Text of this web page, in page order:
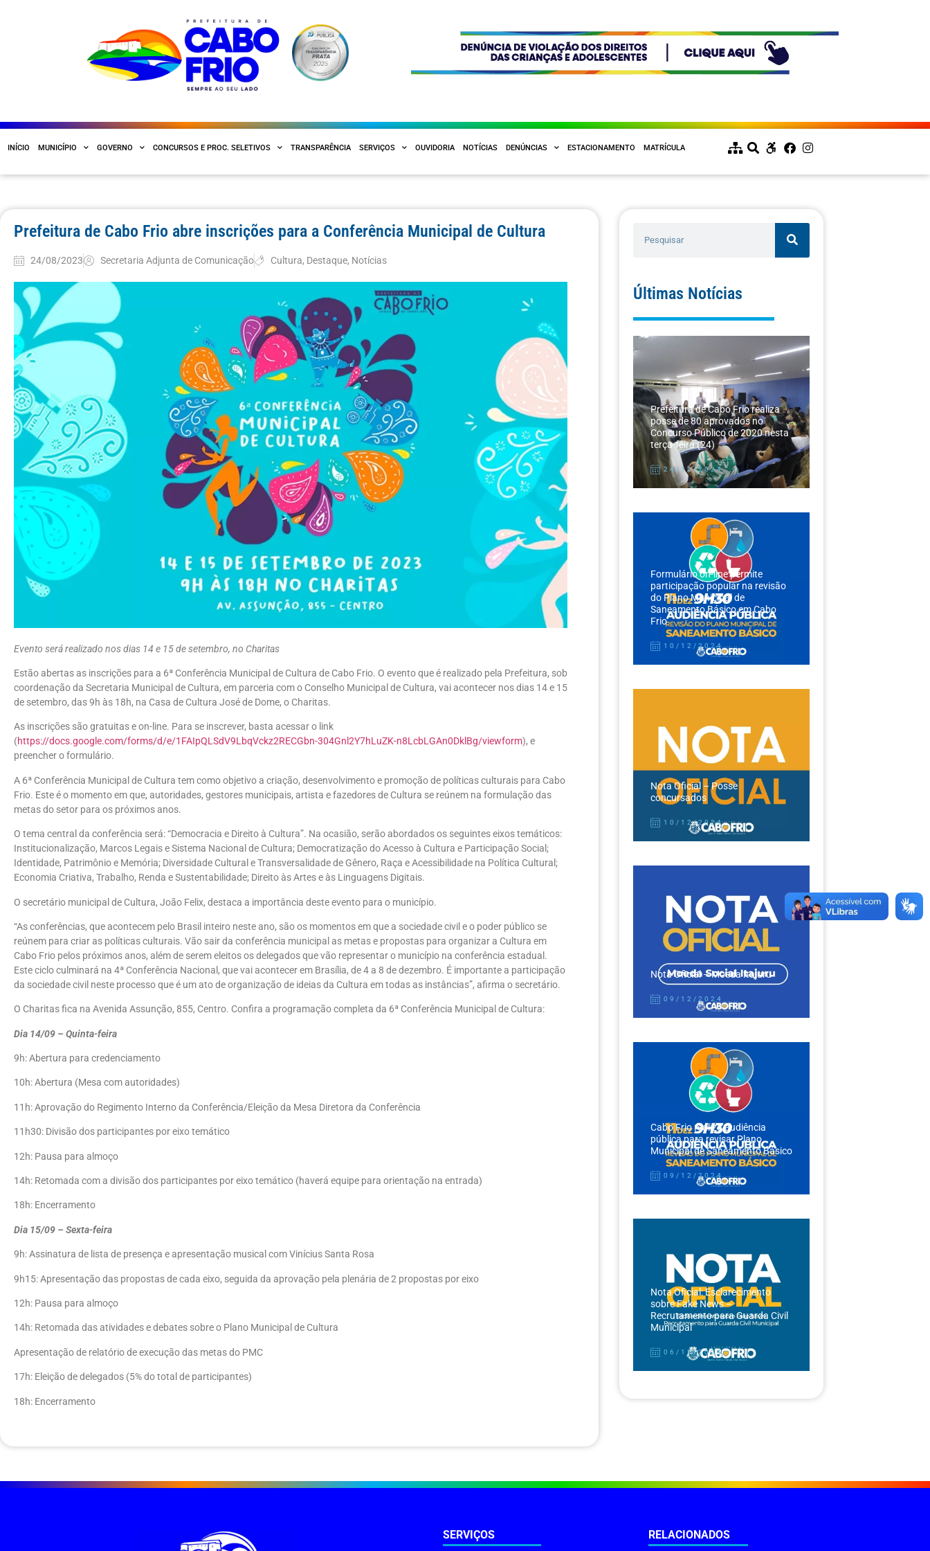
INÍCIO MUNICÍPIO GOVERNO CONCURSOS E PROC. SELETIVOS TRANSPARÊNCIA SERVIÇOS OUVIDORIA NOTÍCIAS DENÚNCIAS ESTACIONAMENTO MATRÍCULA
Prefeitura de Cabo Frio abre inscrições para a Conferência Municipal de Cultura
24/08/2023 Secretaria Adjunta de Comunicação Cultura, Destaque, Notícias
Evento será realizado nos dias 14 e 15 de setembro, no Charitas
Estão abertas as inscrições para a 6ª Conferência Municipal de Cultura de Cabo Frio. O evento que é realizado pela Prefeitura, sob
coordenação da Secretaria Municipal de Cultura, em parceria com o Conselho Municipal de Cultura, vai acontecer nos dias 14 e 15
de setembro, das 9h às 18h, na Casa de Cultura José de Dome, o Charitas.
As inscrições são gratuitas e on-line. Para se inscrever, basta acessar o link
(https://docs.google.com/forms/d/e/1FAIpQLSdV9LbqVckz2RECGbn-304Gnl2Y7hLuZK-n8LcbLGAn0DklBg/viewform), e
preencher o formulário.
A 6ª Conferência Municipal de Cultura tem como objetivo a criação, desenvolvimento e promoção de políticas culturais para Cabo
Frio. Este é o momento em que, autoridades, gestores municipais, artista e fazedores de Cultura se reúnem na formulação das
metas do setor para os próximos anos.
O tema central da conferência será: “Democracia e Direito à Cultura”. Na ocasião, serão abordados os seguintes eixos temáticos:
Institucionalização, Marcos Legais e Sistema Nacional de Cultura; Democratização do Acesso à Cultura e Participação Social;
Identidade, Patrimônio e Memória; Diversidade Cultural e Transversalidade de Gênero, Raça e Acessibilidade na Política Cultural;
Economia Criativa, Trabalho, Renda e Sustentabilidade; Direito às Artes e às Linguagens Digitais.
O secretário municipal de Cultura, João Felix, destaca a importância deste evento para o município.
“As conferências, que acontecem pelo Brasil inteiro neste ano, são os momentos em que a sociedade civil e o poder público se
reúnem para criar as políticas culturais. Vão sair da conferência municipal as metas e propostas para organizar a Cultura em
Cabo Frio pelos próximos anos, além de serem eleitos os delegados que vão representar o município na conferência estadual.
Este ciclo culminará na 4ª Conferência Nacional, que vai acontecer em Brasília, de 4 a 8 de dezembro. É importante a participação
da sociedade civil neste processo que é um ato de organização de ideias da Cultura em todas as instâncias”, afirma o secretário.
O Charitas fica na Avenida Assunção, 855, Centro. Confira a programação completa da 6ª Conferência Municipal de Cultura:
Dia 14/09 – Quinta-feira
9h: Abertura para credenciamento
10h: Abertura (Mesa com autoridades)
11h: Aprovação do Regimento Interno da Conferência/Eleição da Mesa Diretora da Conferência
11h30: Divisão dos participantes por eixo temático
12h: Pausa para almoço
14h: Retomada com a divisão dos participantes por eixo temático (haverá equipe para orientação na entrada)
18h: Encerramento
Dia 15/09 – Sexta-feira
9h: Assinatura de lista de presença e apresentação musical com Vinícius Santa Rosa
9h15: Apresentação das propostas de cada eixo, seguida da aprovação pela plenária de 2 propostas por eixo
12h: Pausa para almoço
14h: Retomada das atividades e debates sobre o Plano Municipal de Cultura
Apresentação de relatório de execução das metas do PMC
17h: Eleição de delegados (5% do total de participantes)
18h: Encerramento
Últimas Notícias
Prefeitura de Cabo Frio realiza
posse de 80 aprovados no
Concurso Público de 2020 nesta
terça-feira (24)
24/12/2024
Formulário on-line permite
participação popular na revisão
do Plano Municipal de
Saneamento Básico em Cabo
Frio
10/12/2024
Nota Oficial – Posse
concursados
10/12/2024
Nota Oficial – Moeda Itajuru
09/12/2024
Cabo Frio realiza audiência
pública para revisar Plano
Municipal de Saneamento Básico
09/12/2024
Nota Oficial: Esclarecimento
sobre Fake News –
Recrutamento para Guarda Civil
Municipal
06/12/2024
SERVIÇOS RELACIONADOS